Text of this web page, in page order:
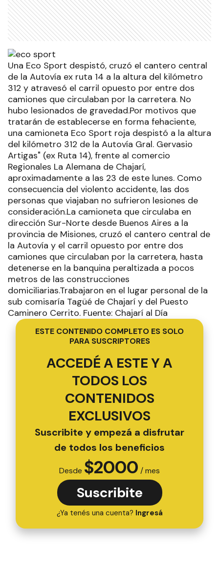
Una Eco Sport despistó, cruzó el cantero central
de la Autovía ex ruta 14 a la altura del kilómetro
312 y atravesó el carril opuesto por entre dos
camiones que circulaban por la carretera. No
hubo lesionados de gravedad.Por motivos que
tratarán de establecerse en forma fehaciente,
una camioneta Eco Sport roja despistó a la altura
del kilómetro 312 de la Autovía Gral. Gervasio
Artigas" (ex Ruta 14), frente al comercio
Regionales La Alemana de Chajarí,
aproximadamente a las 23 de este lunes. Como
consecuencia del violento accidente, las dos
personas que viajaban no sufrieron lesiones de
consideración.La camioneta que circulaba en
dirección Sur-Norte desde Buenos Aires a la
provincia de Misiones, cruzó el cantero central de
la Autovía y el carril opuesto por entre dos
camiones que circulaban por la carretera, hasta
detenerse en la banquina peraltizada a pocos
metros de las construcciones
domiciliarias.Trabajaron en el lugar personal de la
sub comisaría Tagüé de Chajarí y del Puesto
Caminero Cerrito. Fuente: Chajarí al Día
ESTE CONTENIDO COMPLETO ES SOLO
PARA SUSCRIPTORES
ACCEDÉ A ESTE Y A
TODOS LOS
CONTENIDOS
EXCLUSIVOS
Suscribite y empezá a disfrutar
de todos los beneficios
Desde $2000 / mes
Suscribite
¿Ya tenés una cuenta? Ingresá